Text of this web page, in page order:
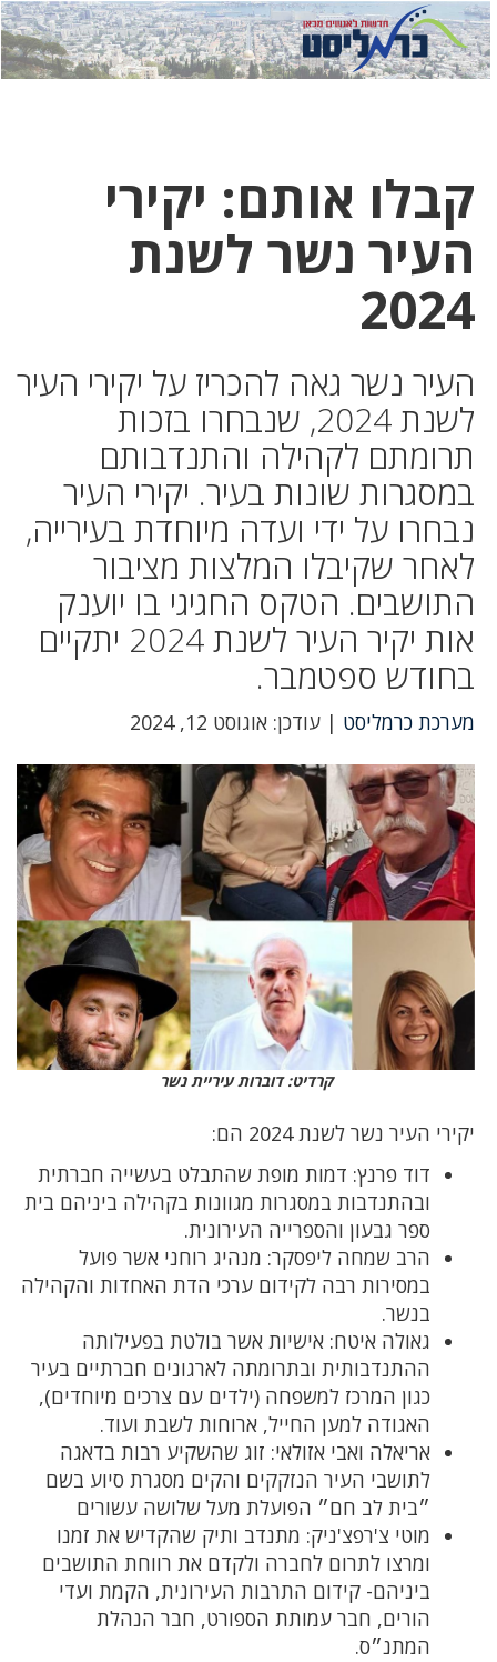
לחץ
כאן
לחץ
כדי
קבלו אותם: יקירי
העיר נשר לשנת
2024
העיר נשר גאה להכריז על יקירי העיר
לשנת 2024, שנבחרו בזכות
תרומתם לקהילה והתנדבותם
במסגרות שונות בעיר. יקירי העיר
נבחרו על ידי ועדה מיוחדת בעירייה,
לאחר שקיבלו המלצות מציבור
התושבים. הטקס החגיגי בו יוענק
אות יקיר העיר לשנת 2024 יתקיים
בחודש ספטמבר.
מערכת כרמליסט | עודכן: אוגוסט 12, 2024
קרדיט: דוברות עיריית נשר
יקירי העיר נשר לשנת 2024 הם:
דוד פרנץ: דמות מופת שהתבלט בעשייה חברתית
ובהתנדבות במסגרות מגוונות בקהילה ביניהם בית
ספר גבעון והספרייה העירונית.
הרב שמחה ליפסקר: מנהיג רוחני אשר פועל
במסירות רבה לקידום ערכי הדת האחדות והקהילה
בנשר.
גאולה איטח: אישיות אשר בולטת בפעילותה
ההתנדבותית ובתרומתה לארגונים חברתיים בעיר
כגון המרכז למשפחה (ילדים עם צרכים מיוחדים),
האגודה למען החייל, ארוחות לשבת ועוד.
אריאלה ואבי אזולאי: זוג שהשקיע רבות בדאגה
לתושבי העיר הנזקקים והקים מסגרת סיוע בשם
״בית לב חם״ הפועלת מעל שלושה עשורים
מוטי צ'רפצ'ניק: מתנדב ותיק שהקדיש את זמנו
ומרצו לתרום לחברה ולקדם את רווחת התושבים
ביניהם- קידום התרבות העירונית, הקמת ועדי
הורים, חבר עמותת הספורט, חבר הנהלת
המתנ״ס.